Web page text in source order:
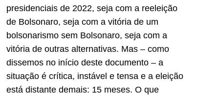
presidenciais de 2022, seja com a reeleição
de Bolsonaro, seja com a vitória de um
bolsonarismo sem Bolsonaro, seja com a
vitória de outras alternativas. Mas – como
dissemos no início deste documento – a
situação é crítica, instável e tensa e a eleição
está distante demais: 15 meses. O que